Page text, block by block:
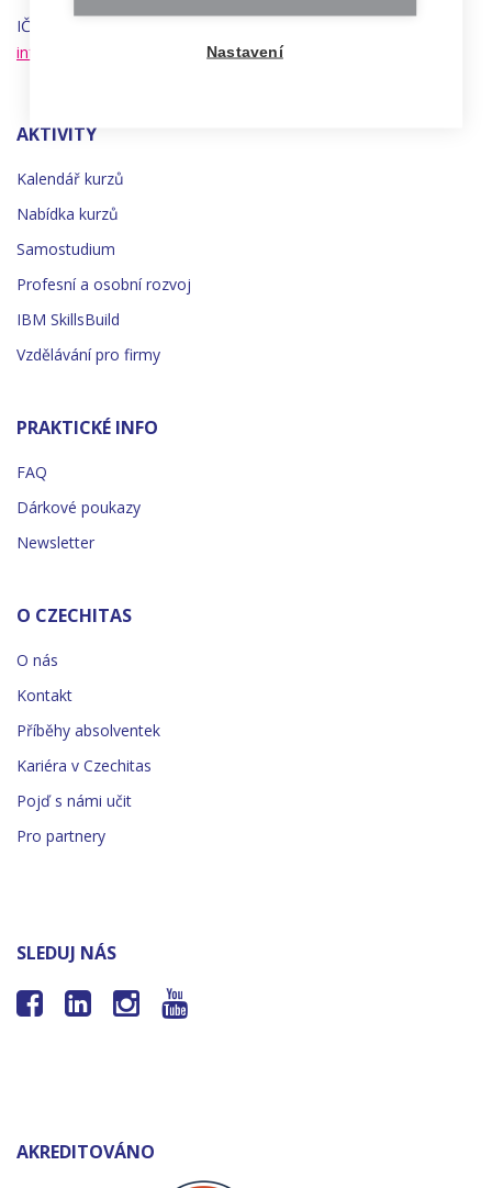
IČO 22834958 | DIČ CZ22834958
info@czechitas.cz
AKTIVITY
Kalendář kurzů
Nabídka kurzů
Samostudium
Profesní a osobní rozvoj
IBM SkillsBuild
Vzdělávání pro firmy
PRAKTICKÉ INFO
FAQ
Dárkové poukazy
Newsletter
O CZECHITAS
O nás
Kontakt
Příběhy absolventek
Kariéra v Czechitas
Pojď s námi učit
Pro partnery
SLEDUJ NÁS
   
AKREDITOVÁNO
Nastavení